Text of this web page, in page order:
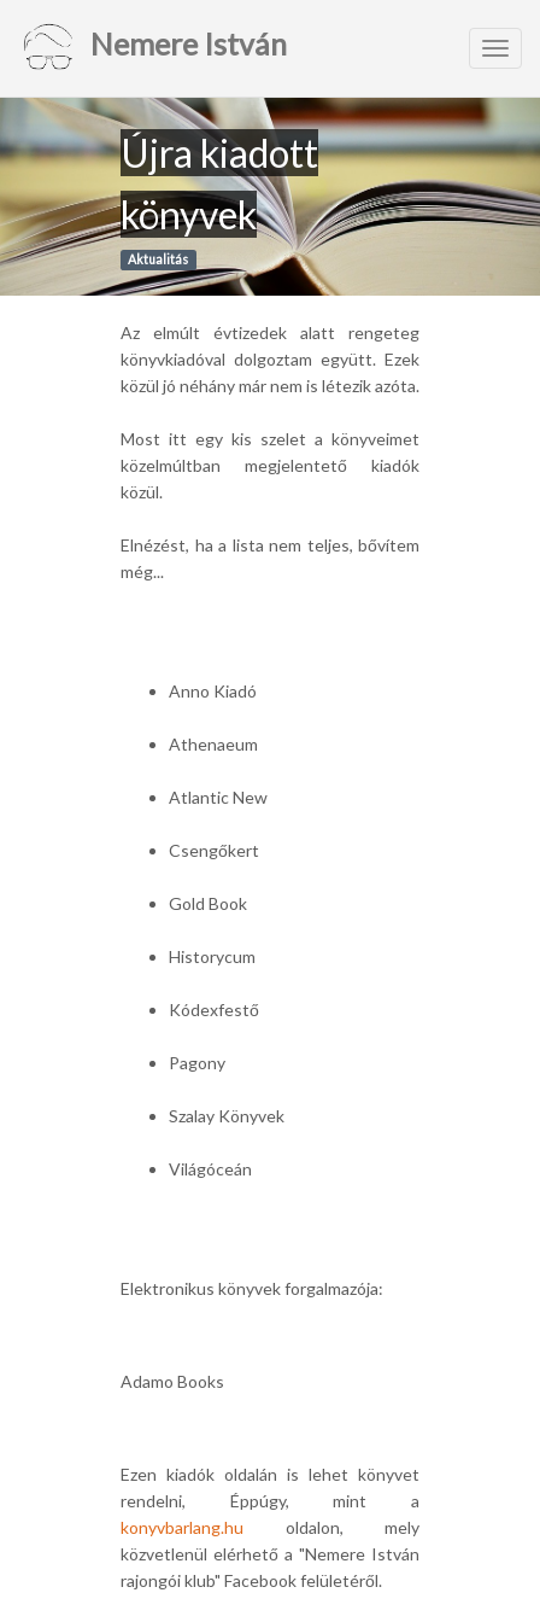
Nemere István
Újra kiadott
könyvek
Aktualitás
Az elmúlt évtizedek alatt rengeteg
könyvkiadóval dolgoztam együtt. Ezek
közül jó néhány már nem is létezik azóta.
Most itt egy kis szelet a könyveimet
közelmúltban megjelentető kiadók
közül.
Elnézést, ha a lista nem teljes, bővítem
még...
Anno Kiadó
Athenaeum
Atlantic New
Csengőkert
Gold Book
Historycum
Kódexfestő
Pagony
Szalay Könyvek
Világóceán
Elektronikus könyvek forgalmazója:
Adamo Books
Ezen kiadók oldalán is lehet könyvet
rendelni, Éppúgy, mint a
konyvbarlang.hu oldalon, mely
közvetlenül elérhető a "Nemere István
rajongói klub" Facebook felületéről.